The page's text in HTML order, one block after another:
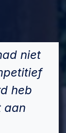
niet
heb
aan